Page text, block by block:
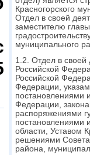
Красногорского
Отдел в своей
заместителю
муниципального
1.2. Отдел в своей
Российской
Российской
Федерации,
постановлениями
Федерации,
распоряжениями
постановлениями
области, Уставом
решениями Совета
района,